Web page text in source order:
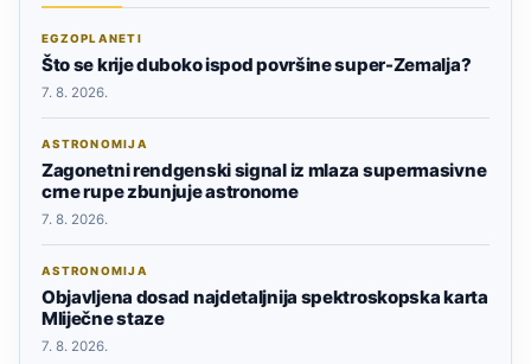
EGZOPLANETI
Što se krije duboko ispod površine super-Zemalja?
7. 8. 2026.
ASTRONOMIJA
Zagonetni rendgenski signal iz mlaza supermasivne
crne rupe zbunjuje astronome
7. 8. 2026.
ASTRONOMIJA
Objavljena dosad najdetaljnija spektroskopska karta
Mliječne staze
7. 8. 2026.